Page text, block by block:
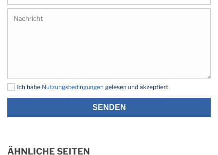
Ich habe Nutzungsbedingungen gelesen und akzeptiert
SENDEN
ÄHNLICHE SEITEN